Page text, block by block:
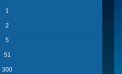
1
2
5
51
300